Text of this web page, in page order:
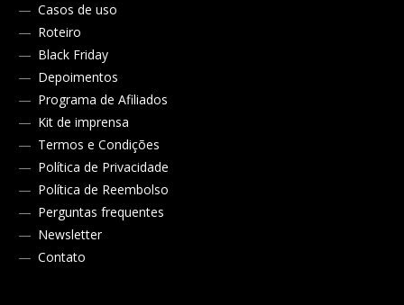
Casos de uso
Roteiro
Black Friday
Depoimentos
Programa de Afiliados
Kit de imprensa
Termos e Condições
Política de Privacidade
Política de Reembolso
Perguntas frequentes
Newsletter
Contato